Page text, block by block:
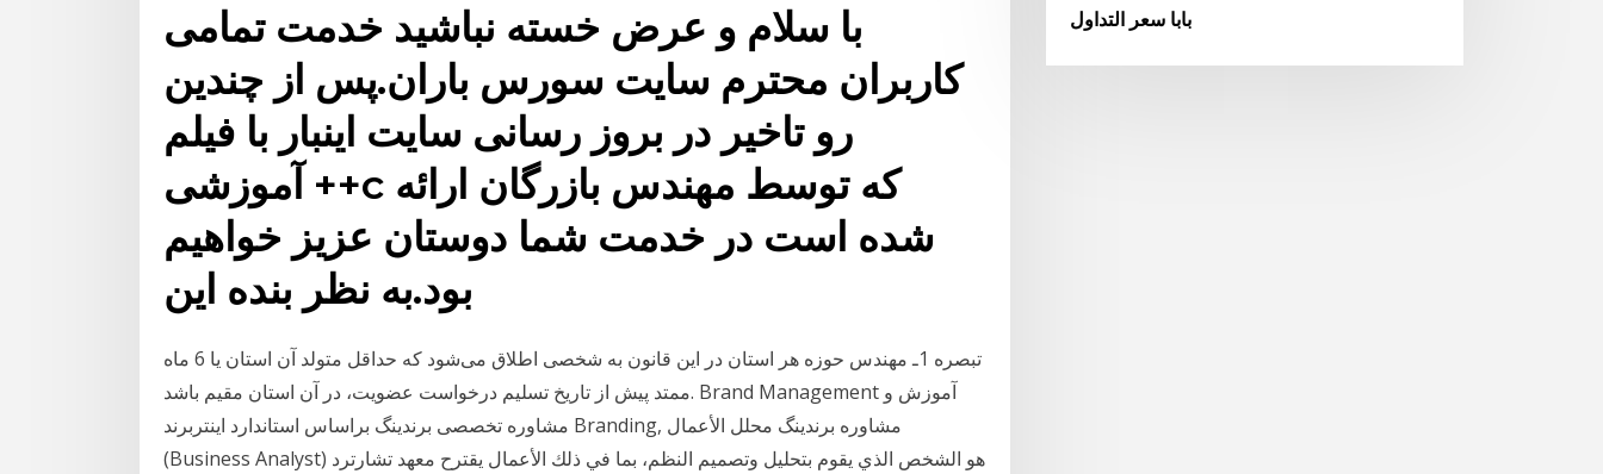
با سلام و عرض خسته نباشید خدمت تمامی
کاربران محترم سایت سورس باران.پس از چندین
رو تاخیر در بروز رسانی سایت اینبار با فیلم
آموزشی ++c که توسط مهندس بازرگان ارائه
شده است در خدمت شما دوستان عزیز خواهیم
بود.به نظر بنده این
تبصره 1ـ مهندس حوزه هر استان در این قانون به شخصی اطلاق می‌شود كه حداقل متولد آن استان یا 6 ماه
ممتد پیش از تاریخ تسلیم درخواست عضویت، در آن استان مقیم باشد. Brand Management آموزش و
مشاوره تخصصی برندینگ براساس استاندارد اینتربرند Branding, مشاوره برندینگ محلل الأعمال
(Business Analyst) هو الشخص الذي يقوم بتحليل وتصميم النظم، بما في ذلك الأعمال يقترح معهد تشارترد
بابا سعر التداول